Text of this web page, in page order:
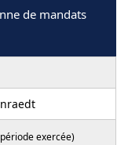
de mandats
exercée)